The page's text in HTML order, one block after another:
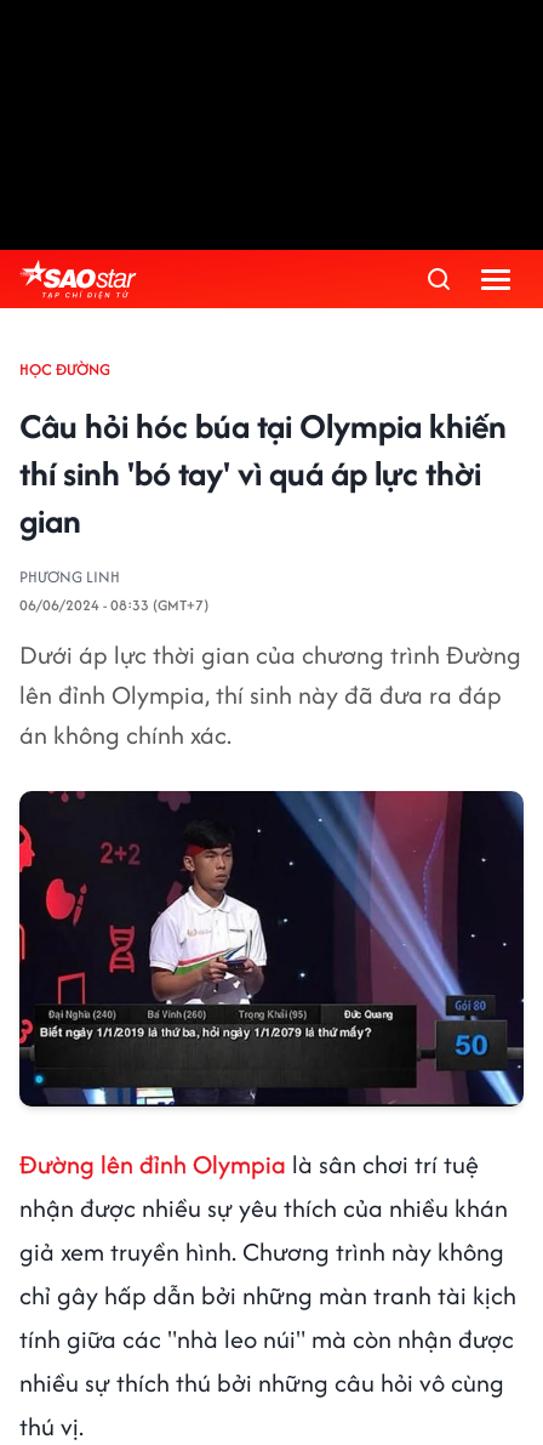
HỌC ĐƯỜNG
Câu hỏi hóc búa tại Olympia khiến
thí sinh 'bó tay' vì quá áp lực thời
gian
PHƯƠNG LINH
06/06/2024 - 08:33 (GMT+7)
Dưới áp lực thời gian của chương trình Đường
lên đỉnh Olympia, thí sinh này đã đưa ra đáp
án không chính xác.
Đường lên đỉnh Olympia là sân chơi trí tuệ
nhận được nhiều sự yêu thích của nhiều khán
giả xem truyền hình. Chương trình này không
chỉ gây hấp dẫn bởi những màn tranh tài kịch
tính giữa các "nhà leo núi" mà còn nhận được
nhiều sự thích thú bởi những câu hỏi vô cùng
thú vị.